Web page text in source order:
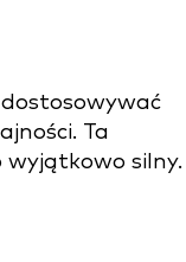
Ta
wyjątkowo silny.